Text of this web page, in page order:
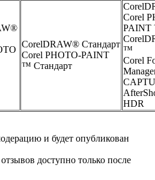
CorelDRAW® Стандарт
Corel PHOTO-PAINT
™ Стандарт
Corel
™
Corel
HDR
и будет опубликован
доступно только после